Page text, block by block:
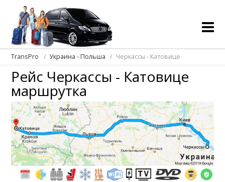
TransPro Украина - Польша Черкассы - Катовице
Рейс Черкассы - Катовице
маршрутка